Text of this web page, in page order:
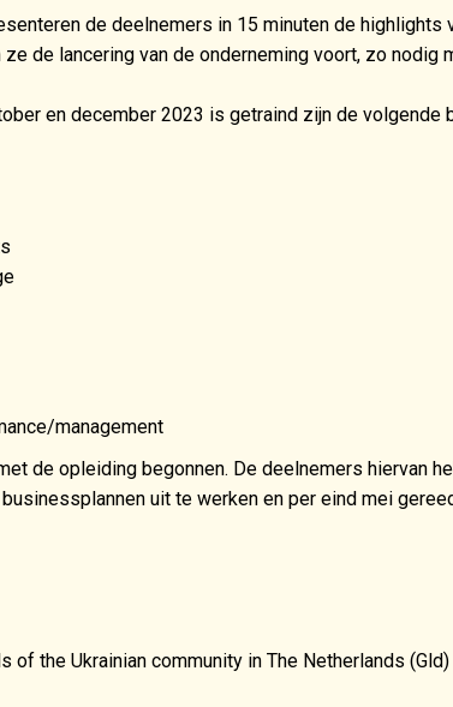
de deelnemers in 15 minuten de highlights
de lancering van de onderneming voort, zo nodig
en december 2023 is getraind zijn de volgende
management
de opleiding begonnen. De deelnemers hiervan
uit te werken en per eind mei
of the Ukrainian community in The Netherlands (Gld)